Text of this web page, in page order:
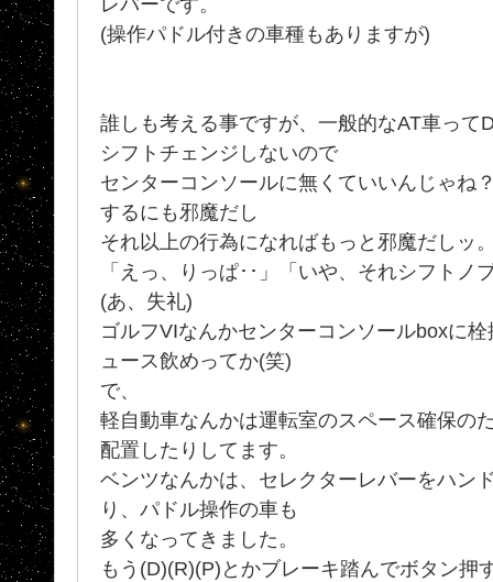
(操作パドル付きの車種もありますが)
誰しも考える事ですが、一般的なAT車って
シフトチェンジしないので
センターコンソールに無くていいんじゃね
するにも邪魔だし
それ以上の行為になればもっと邪魔だしッ
「えっ、りっぱ･･」「いや、それシフトノ
(あ、失礼)
ゴルフVIなんかセンターコンソールboxに
ュース飲めってか(笑)
で、
軽自動車なんかは運転室のスペース確保の
配置したりしてます。
ベンツなんかは、セレクターレバーをハン
り、パドル操作の車も
多くなってきました。
もう(D)(R)(P)とかブレーキ踏んでボタン押